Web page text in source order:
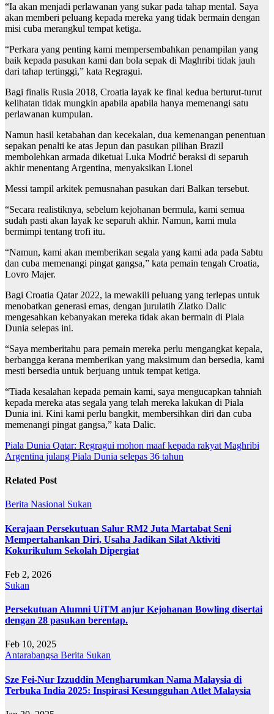
“Ia akan menjadi perlawanan yang sukar pada tahap mental. Saya
akan memberi peluang kepada mereka yang tidak bermain dengan
misi cuba merangkul tempat ketiga.
“Perkara yang penting kami mempersembahkan penampilan yang
baik kepada pasukan kami dan bola sepak di Maghribi tidak jauh
dari tahap tertinggi,” kata Regragui.
Bagi finalis Rusia 2018, Croatia layak ke final kedua berturut-turut
kelihatan tidak mungkin apabila apabila hanya memenangi satu
perlawanan kumpulan.
Namun hasil ketabahan dan kecekalan, dua kemenangan penentuan
sepakan penalti ke atas Jepun dan pasukan pilihan Brazil
membolehkan armada diketuai Luka Modrić beraksi di separuh
akhir menentang Argentina, menyaksikan Lionel
Messi tampil arkitek pemusnahan pasukan dari Balkan tersebut.
“Secara realistiknya, sebelum kejohanan bermula, kami semua
sudah pasti akan layak ke separuh akhir. Namun, kami mula
bermimpi tentang trofi itu.
“Namun, kami akan memberikan segala yang kami ada pada Sabtu
dan cuba memenangi pingat gangsa,” kata pemain tengah Croatia,
Lovro Majer.
Bagi Croatia Qatar 2022, ia mewakili peluang yang terlepas untuk
menobatkan generasi emas, dengan jurulatih Zlatko Dalic
mengesahkan kebanyakan mereka tidak akan bermain di Piala
Dunia selepas ini.
“Saya memberitahu para pemain mereka perlu mengangkat kepala,
berbangga kerana memberikan yang maksimum dan bersedia, kami
mesti bersedia untuk berjuang untuk tempat ketiga.
“Tiada kesalahan kepada pemain kami, saya mengucapkan tahniah
kepada mereka atas segala yang telah mereka lakukan di Piala
Dunia ini. Kini kami perlu bangkit, membersihkan diri dan cuba
memenangi pingat gangsa,” kata Dalic.
Post
navigation
Piala Dunia Qatar: Regragui mohon maaf kepada rakyat Maghribi
Argentina julang Piala Dunia selepas 36 tahun
Related Post
Berita Nasional Sukan
Kerajaan Persekutuan Salur RM2 Juta Martabat Seni
Mempertahankan Diri, Usaha Jadikan Silat Aktiviti
Kokurikulum Sekolah Dipergiat
Feb 2, 2026
Sukan
Persekutuan Alumni UiTM anjur Kejohanan Bowling disertai
dengan 28 pasukan berentap.
Feb 10, 2025
Antarabangsa Berita Sukan
Sze Fei-Nur Izzuddin Mengharumkan Nama Malaysia di
Terbuka India 2025: Inspirasi Kesungguhan Atlet Malaysia